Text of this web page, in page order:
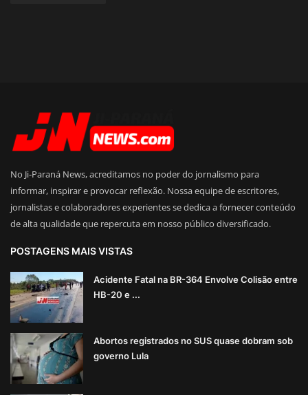
No Ji-Paraná News, acreditamos no poder do jornalismo para
informar, inspirar e provocar reflexão. Nossa equipe de escritores,
jornalistas e colaboradores experientes se dedica a fornecer conteúdo
de alta qualidade que repercuta em nosso público diversificado.
POSTAGENS MAIS VISTAS
Acidente Fatal na BR-364 Envolve Colisão entre
HB-20 e ...
Abortos registrados no SUS quase dobram sob
governo Lula